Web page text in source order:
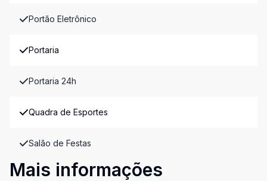
Portão Eletrônico
Portaria
Portaria 24h
Quadra de Esportes
Salão de Festas
Mais informações